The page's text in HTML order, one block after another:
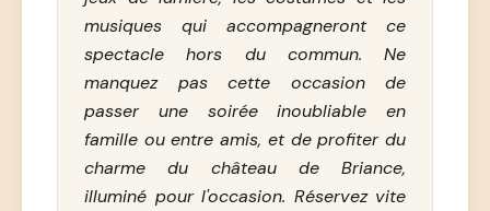
musiques qui accompagneront ce
spectacle hors du commun. Ne
manquez pas cette occasion de
passer une soirée inoubliable en
famille ou entre amis, et de profiter du
charme du château de Briance,
illuminé pour l'occasion. Réservez vite